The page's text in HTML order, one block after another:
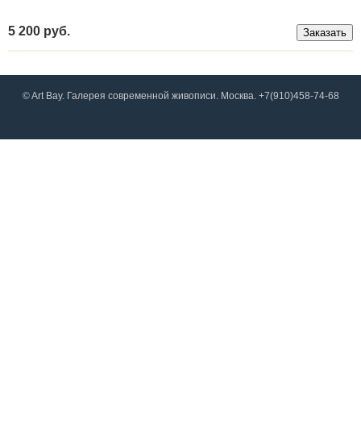
5 200 руб.
© Art Bay. Галерея современной живописи. Москва. +7(910)458-74-68